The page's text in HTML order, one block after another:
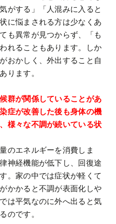
がする」「人混みに入ると
に悩まされる方は少なくあ
も異常が見つからず、「も
れることもあります。しか
おかしく、外出すること自
ります。
群が関係していることがあ
症が改善した後も身体の機
様々な不調が続いている状
のエネルギーを消費しま
神経機能が低下し、回復途
。家の中では症状が軽くて
かかると不調が表面化しや
は平気なのに外へ出ると気
のです。